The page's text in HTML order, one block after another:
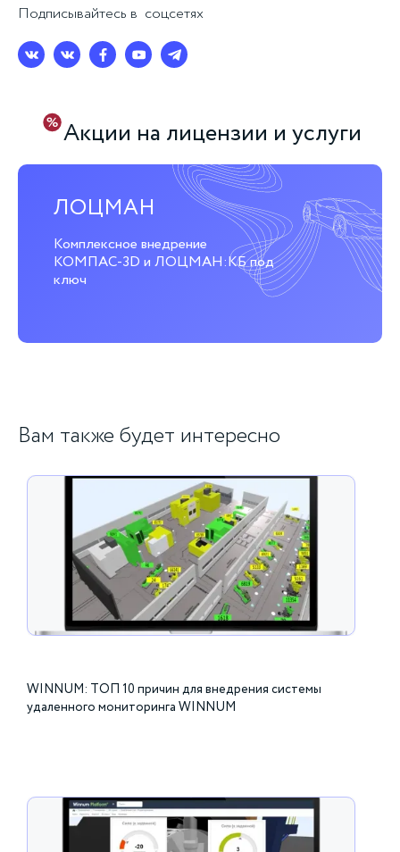
Подписывайтесь в соцсетях
Акции на лицензии и услуги
ЛОЦМАН
Комплексное внедрение
КОМПАС-3D и ЛОЦМАН:КБ под
ключ
Вам также будет интересно
WINNUM: ТОП 10 причин для внедрения системы
удаленного мониторинга WINNUM